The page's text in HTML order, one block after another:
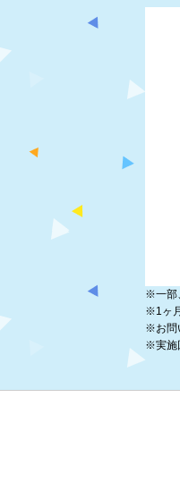
※一部
※1ヶ
※お問
※実施